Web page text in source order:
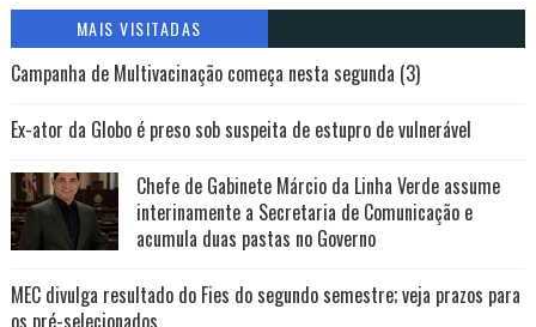
MAIS VISITADAS
Campanha de Multivacinação começa nesta segunda (3)
Ex-ator da Globo é preso sob suspeita de estupro de vulnerável
Chefe de Gabinete Márcio da Linha Verde assume
interinamente a Secretaria de Comunicação e
acumula duas pastas no Governo
MEC divulga resultado do Fies do segundo semestre; veja prazos para
os pré-selecionados